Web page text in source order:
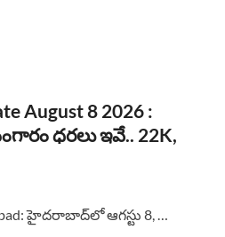
August 8 2026 :
ధరలు ఇవే.. 22K,
హైదరాబాద్‌లో ఆగస్టు 8, …